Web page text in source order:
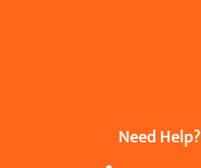
Need Help?